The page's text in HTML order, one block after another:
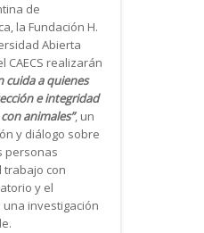
de
la Fundación H.
Abierta
CAECS realizarán
cuida a quienes
e integridad
animales”, un
y diálogo sobre
personas
trabajo con
y el
investigación